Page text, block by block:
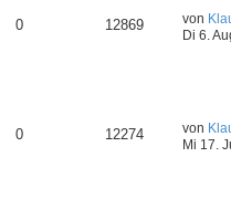
0 12869 von
Di 6.
0 12274 von
Mi 17.